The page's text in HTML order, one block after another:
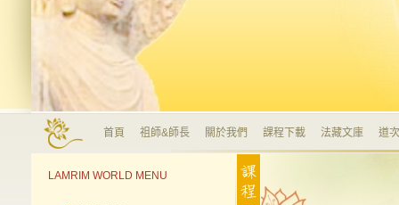
首頁 祖師&師長 關於我們 課程下載 法藏文庫 道
LAMRIM WORLD MENU